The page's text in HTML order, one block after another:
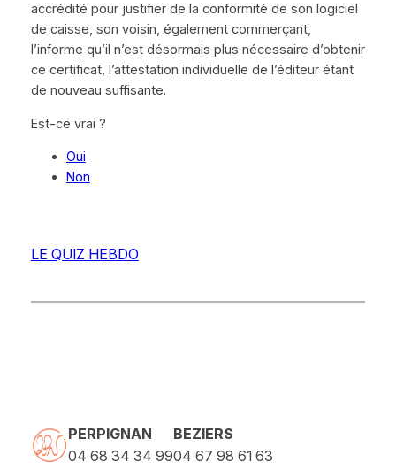
accrédité pour justifier de la conformité de son logiciel
de caisse, son voisin, également commerçant,
l’informe qu’il n’est désormais plus nécessaire d’obtenir
ce certificat, l’attestation individuelle de l’éditeur étant
de nouveau suffisante.
Est-ce vrai ?
Oui
Non
LE QUIZ HEBDO
PERPIGNAN
04 68 34 34 99
BEZIERS
04 67 98 61 63